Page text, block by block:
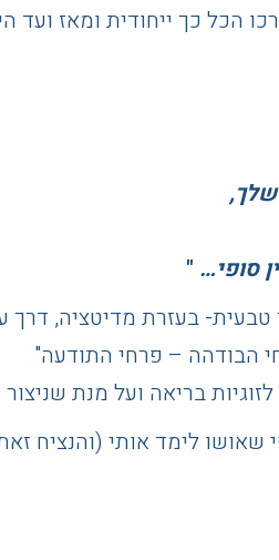
הכל כך ייחודית ומאז
שלך,
סופי… "
טבעית- בעזרת מדיטציה,
בריאה ועל מנת
שאושו לימד אותי (והנציח